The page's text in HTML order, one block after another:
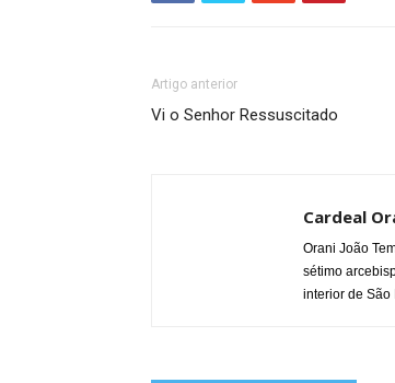
Artigo anterior
Vi o Senhor Ressuscitado
Cardeal
Orani João
sétimo
interior de São